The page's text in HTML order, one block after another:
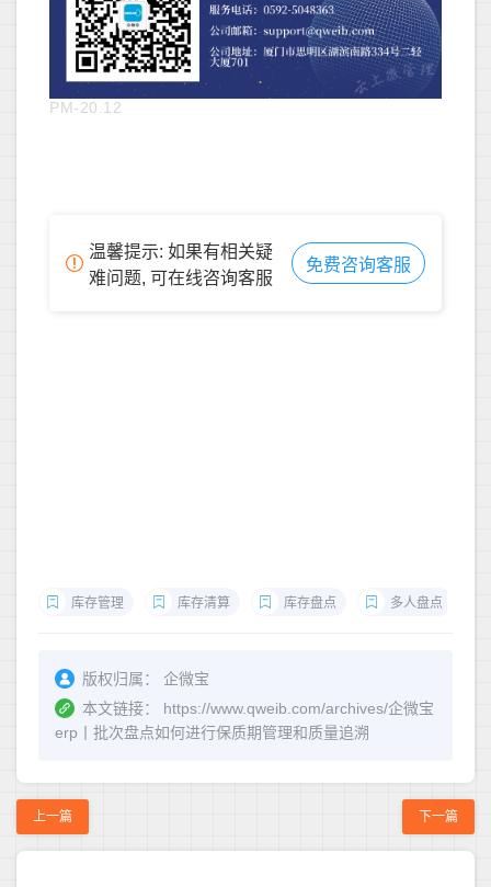
PM-20.12
温馨提示: 如果有相关疑
难问题, 可在线咨询客服
免费咨询客服
库存管理 库存清算 库存盘点 多人盘点
版权归属：
企微宝
本文链接：
https://www.qweib.com/archives/企微宝
erp丨批次盘点如何进行保质期管理和质量追溯
上一篇 下一篇